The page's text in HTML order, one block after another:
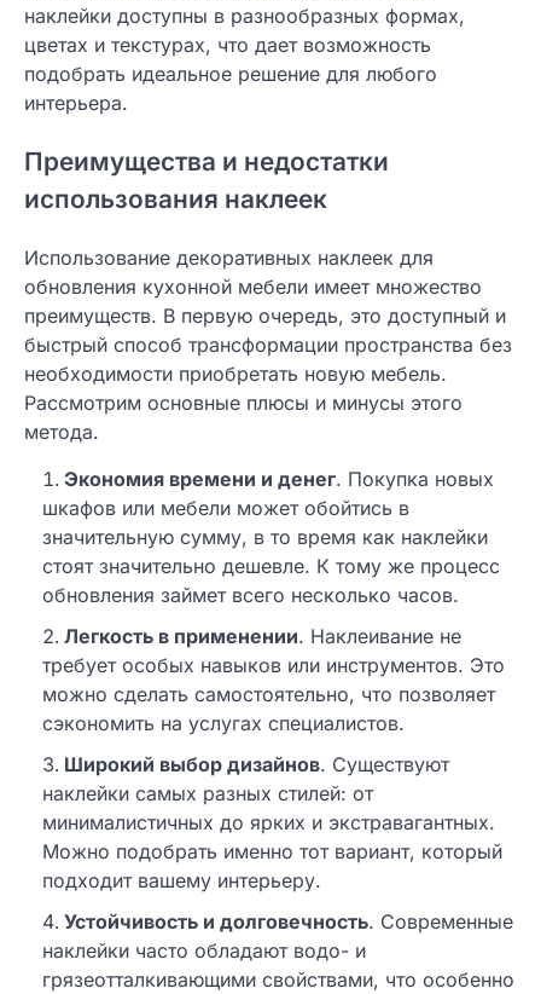
наклейки доступны в разнообразных формах,
цветах и текстурах, что дает возможность
подобрать идеальное решение для любого
интерьера.
Преимущества и недостатки
использования наклеек
Использование декоративных наклеек для
обновления кухонной мебели имеет множество
преимуществ. В первую очередь, это доступный и
быстрый способ трансформации пространства без
необходимости приобретать новую мебель.
Рассмотрим основные плюсы и минусы этого
метода.
Экономия времени и денег. Покупка новых
шкафов или мебели может обойтись в
значительную сумму, в то время как наклейки
стоят значительно дешевле. К тому же процесс
обновления займет всего несколько часов.
Легкость в применении. Наклеивание не
требует особых навыков или инструментов. Это
можно сделать самостоятельно, что позволяет
сэкономить на услугах специалистов.
Широкий выбор дизайнов. Существуют
наклейки самых разных стилей: от
минималистичных до ярких и экстравагантных.
Можно подобрать именно тот вариант, который
подходит вашему интерьеру.
Устойчивость и долговечность. Современные
наклейки часто обладают водо- и
грязеотталкивающими свойствами, что особенно